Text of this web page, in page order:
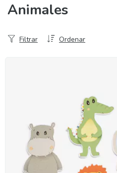
Animales
Ordenar
Filtrar